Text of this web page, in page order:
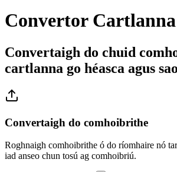
Convertor Cartlanna
Convertaigh do chuid
cartlanna go héasca agus
Convertaigh do comhoibrithe
Roghnaigh comhoibrithe ó do ríomhaire nó
iad anseo chun tosú ag comhoibriú.